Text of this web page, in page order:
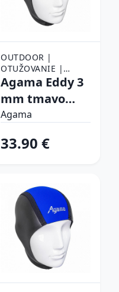
OUTDOOR |
OTUŽOVANIE |
OBLEČENIE NA
OTUŽOVANIE |
ČIAPKY NA
OTUŽOVANIE
Agama Eddy 3
mm tmavo
šedá - L/XL (56-
Agama
33.90 €